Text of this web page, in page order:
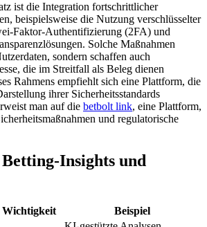
ist die Integration fortschrittlicher
beispielsweise die Nutzung verschlüsselter
Faktor-Authentifizierung (2FA) und
Solche Maßnahmen
sondern schaffen auch
die im Streitfall als Beleg dienen
Rahmens empfiehlt sich eine Plattform, die
ihrer Sicherheitsstandards
man auf die betbolt link, eine Plattform,
und regulatorische
Insights und
Wichtigkeit
Beispiel